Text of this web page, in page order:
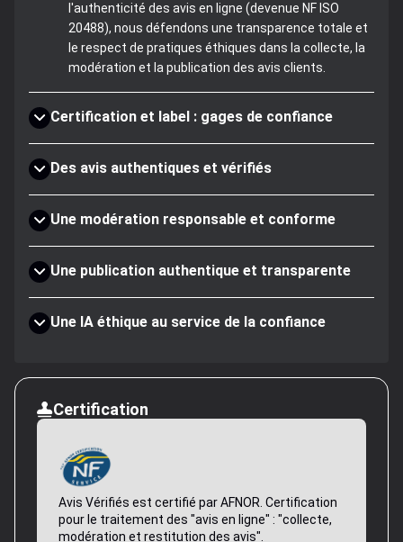
l'authenticité des avis en ligne (devenue NF ISO
20488), nous défendons une transparence totale et
le respect de pratiques éthiques dans la collecte, la
modération et la publication des avis clients.
Certification et label : gages de confiance
Des avis authentiques et vérifiés
Une modération responsable et conforme
Une publication authentique et transparente
Une IA éthique au service de la confiance
Certification
Avis Vérifiés est certifié par AFNOR. Certification
pour le traitement des "avis en ligne" : "collecte,
modération et restitution des avis".